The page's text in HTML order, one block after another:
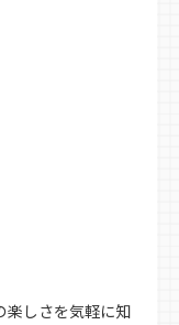
楽しさを気軽に知